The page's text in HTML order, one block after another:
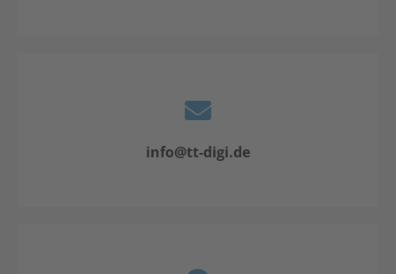
info@tt-digi.de